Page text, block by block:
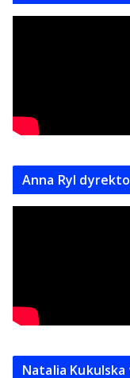
Anna Ryl
Natalia Kukulska